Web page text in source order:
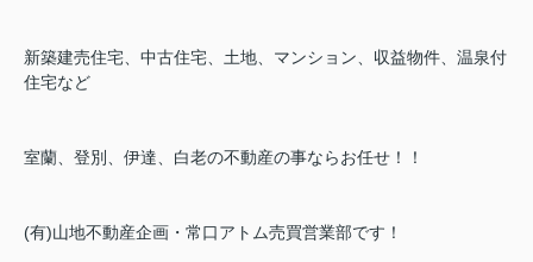
新築建売住宅、中古住宅、土地、マンション、収益物件、温泉付
住宅など
室蘭、登別、伊達、白老の不動産の事ならお任せ！！
(有)山地不動産企画・常口アトム売買営業部です！